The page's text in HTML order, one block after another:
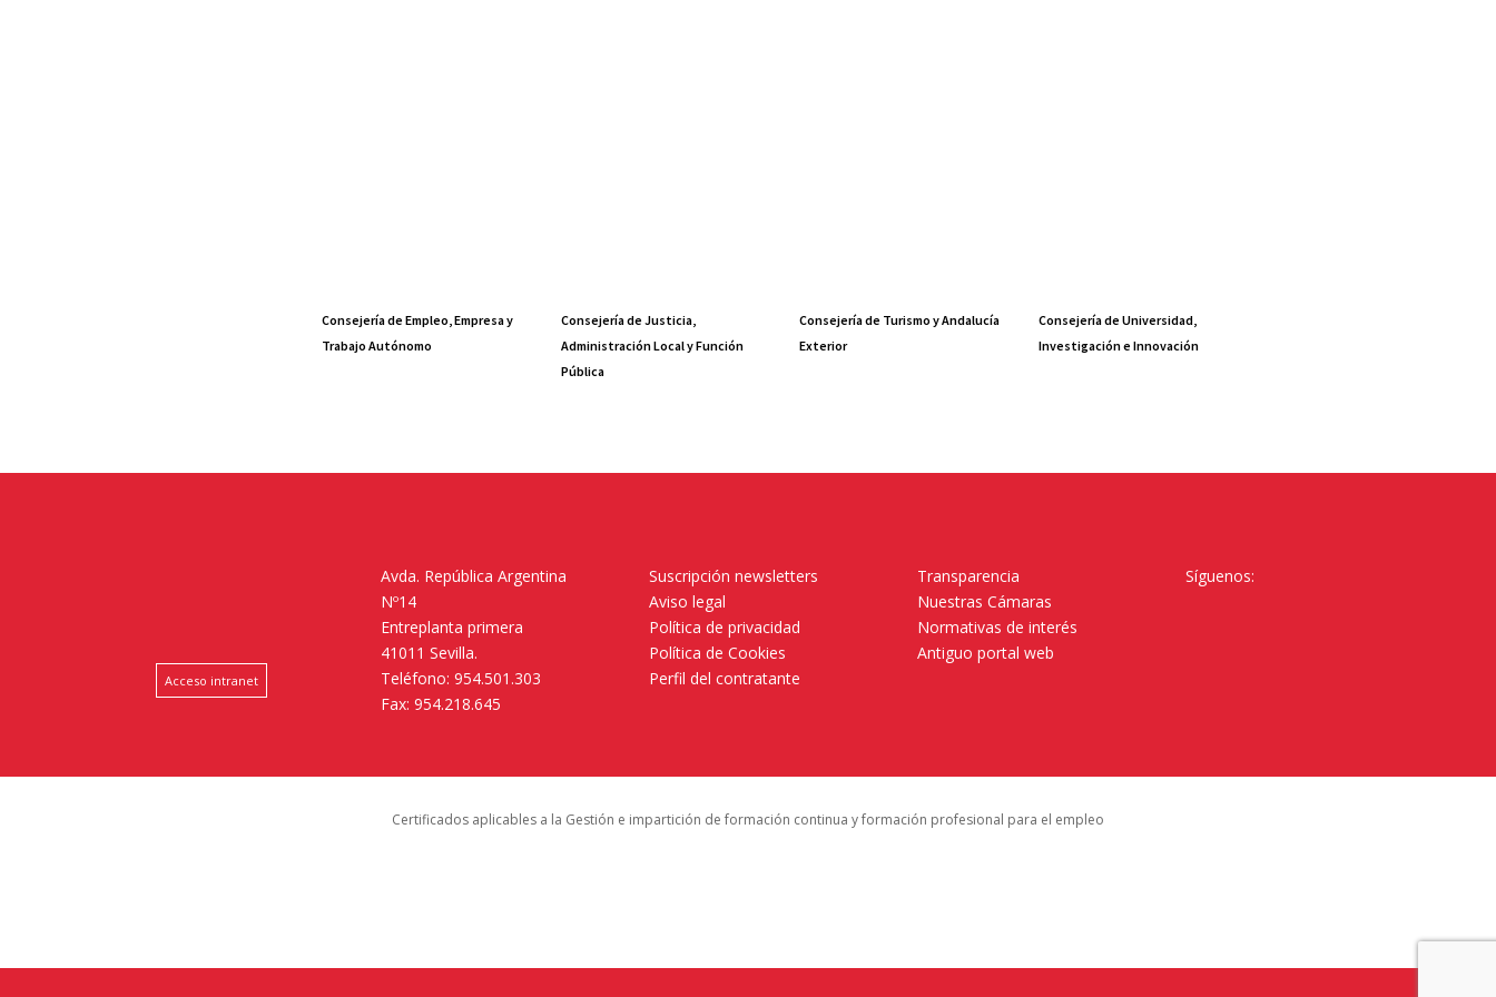
Consejería de Empleo, Empresa y
Trabajo Autónomo
Consejería de Justicia,
Administración Local y Función
Pública
Consejería de Turismo y Andalucía
Exterior
Consejería de Universidad,
Investigación e Innovación
Acceso intranet
Avda. República Argentina
Nº14
Entreplanta primera
41011 Sevilla.
Teléfono: 954.501.303
Fax: 954.218.645
Suscripción newsletters
Aviso legal
Política de privacidad
Política de Cookies
Perfil del contratante
Transparencia
Nuestras Cámaras
Normativas de interés
Antiguo portal web
Síguenos:
Certificados aplicables a la Gestión e impartición de formación continua y formación profesional para el empleo